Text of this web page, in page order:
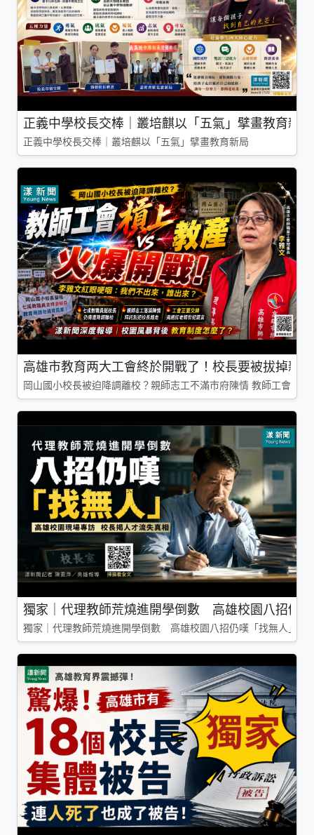
正義中學校長交棒｜叢培麒以「五氣」擘畫教育新局
正義中學校長交棒｜叢培麒以「五氣」擘畫教育新局
高雄市教育两大工會終於開戰了！校長要被拔掉親
岡山國小校長被迫降調離校？親師志工不滿市府陳情 教師工會槓
獨家｜代理教師荒燒進開學倒數 高雄校園八招仍
獨家｜代理教師荒燒進開學倒數 高雄校園八招仍嘆「找無人」